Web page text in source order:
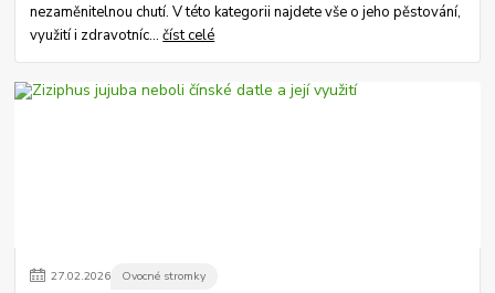
nezaměnitelnou chutí. V této kategorii najdete vše o jeho pěstování,
využití i zdravotníc...číst celé
27.02.2026 Ovocné stromky